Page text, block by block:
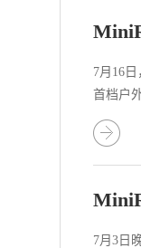
7月16
首档户
人》火
7月3日